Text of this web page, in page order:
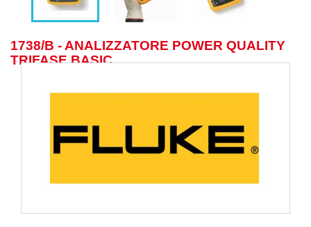
1738/B - ANALIZZATORE POWER QUALITY
TRIFASE BASIC